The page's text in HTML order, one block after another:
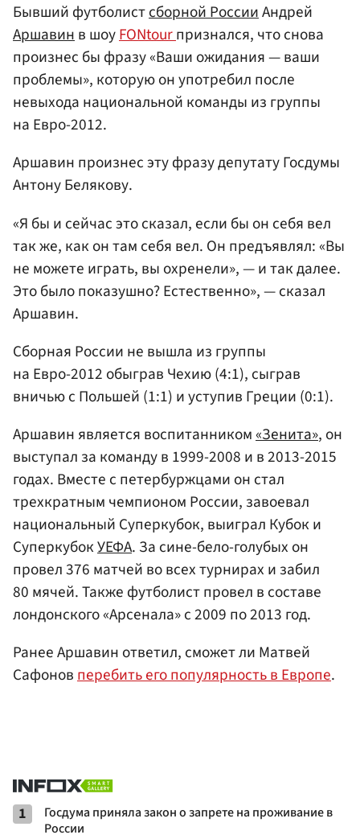
Бывший футболистсборной РоссииАндрей
Аршавинв шоуFONtourпризнался, что снова
произнес бы фразу «Ваши ожидания — ваши
проблемы», которую он употребил после
невыхода национальной команды из группы
на Евро-2012.
Аршавин произнес эту фразу депутату Госдумы
Антону Белякову.
«Я бы и сейчас это сказал, если бы он себя вел
так же, как он там себя вел. Он предъявлял: «Вы
не можете играть, вы охренели», — и так далее.
Это было показушно? Естественно», — сказал
Аршавин.
Сборная России не вышла из группы
на Евро-2012 обыграв Чехию (4:1), сыграв
вничью с Польшей (1:1) и уступив Греции (0:1).
Аршавин является воспитанником«Зенита», он
выступал за команду в 1999-2008 и в 2013-2015
годах. Вместе с петербуржцами он стал
трехкратным чемпионом России, завоевал
национальный Суперкубок, выиграл Кубок и
СуперкубокУЕФА. За сине-бело-голубых он
провел 376 матчей во всех турнирах и забил
80 мячей. Также футболист провел в составе
лондонского «Арсенала» с 2009 по 2013 год.
Ранее Аршавин ответил, сможет ли Матвей
Сафоновперебить его популярность в Европе.
1
Госдума приняла закон о запрете на проживание в
России